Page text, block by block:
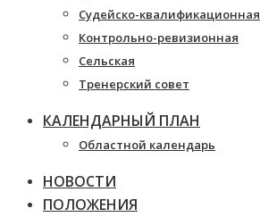
Судейско-квалификационная
Контрольно-ревизионная
Сельская
Тренерский совет
КАЛЕНДАРНЫЙ ПЛАН
Областной календарь
НОВОСТИ
ПОЛОЖЕНИЯ